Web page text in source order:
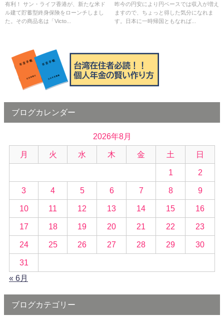
フ香港よりローンチ
有利！ サン・ライフ香港が、新たな米ド
ル建て貯蓄型終身保険をローンチしまし
た。その商品名は「Victo...
昨今の円安により円ベースでは収入が増え
ますので、ちょっと得した気分になれま
す。日本に一時帰国ともなれば...
ブログカレンダー
2026年8月
月 火 水 木 金 土 日
1 2
3 4 5 6 7 8 9
10 11 12 13 14 15 16
17 18 19 20 21 22 23
24 25 26 27 28 29 30
31
« 6月
ブログカテゴリー